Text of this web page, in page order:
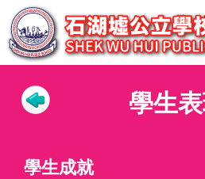
學生
學生成就